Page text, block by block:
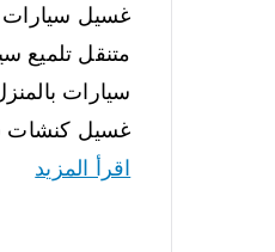
غسيل سيارات
متنقل تلميع
سيارات
غسيل كنشات
اقرأ المزيد